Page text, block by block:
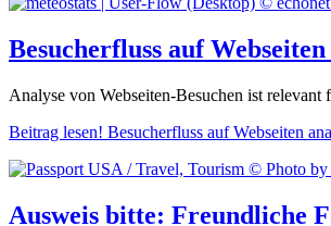
Besucherfluss auf
Analyse von Webseiten-Besuchen ist
Beitrag lesen! Besucherfluss auf Webseiten
Ausweis bitte: Freundliche